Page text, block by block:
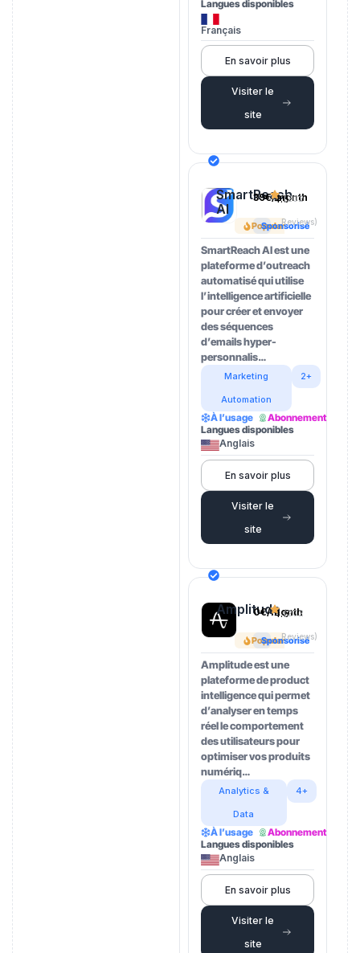
Langues disponibles
Français
En savoir plus
Visiter le
site
SmartReach
AI
Popular
Sponsorisé
39€/month
4.5(202
Reviews)
SmartReach AI est une
plateforme d’outreach
automatisé qui utilise
l’intelligence artificielle
pour créer et envoyer
des séquences
d’emails hyper-
personnalis…
Marketing
Automation
2+
À l’usage
Abonnement
Langues disponibles
Anglais
En savoir plus
Visiter le
site
Amplitude
Popular
Sponsorisé
0€/month
4.5(202
Reviews)
Amplitude est une
plateforme de product
intelligence qui permet
d’analyser en temps
réel le comportement
des utilisateurs pour
optimiser vos produits
numériq…
Analytics &
Data
4+
À l’usage
Abonnement
Langues disponibles
Anglais
En savoir plus
Visiter le
site